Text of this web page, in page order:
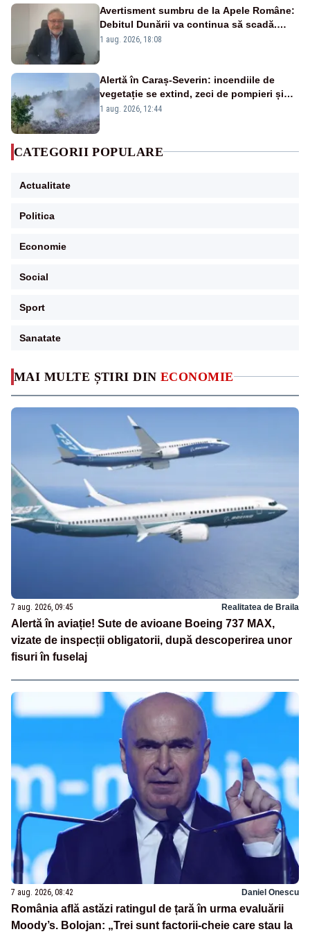
MAI MULTE ȘTIRI DIN ECONOMIE
7 aug. 2026, 09:45 Realitatea de Braila
Alertă în aviație! Sute de avioane Boeing 737 MAX,
vizate de inspecții obligatorii, după descoperirea unor
fisuri în fuselaj
7 aug. 2026, 08:42 Daniel Onescu
România află astăzi ratingul de țară în urma evaluării
Moody’s. Bolojan: „Trei sunt factorii-cheie care stau la
Avertisment sumbru de la Apele Române:
Debitul Dunării va continua să scadă.
Cernavodă s-ar putea închide în 4 zile
1 aug. 2026, 18:08
Alertă în Caraș-Severin: incendiile de
vegetație se extind, zeci de pompieri și
silvicultori se luptă cu flăcările - VIDEO
1 aug. 2026, 12:44
CATEGORII POPULARE
Actualitate
Politica
Economie
Social
Sport
Sanatate